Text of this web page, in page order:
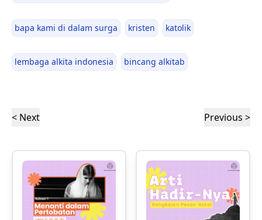
bapa kami di dalam surga kristen katolik
lembaga alkita indonesia bincang alkitab
< Next Previous >